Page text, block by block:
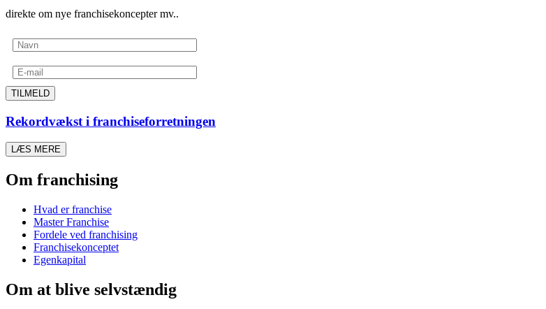
direkte om nye franchisekoncepter mv..
TILMELD
Rekordvækst i franchiseforretningen
LÆS MERE
Om franchising
Hvad er franchise
Master Franchise
Fordele ved franchising
Franchisekonceptet
Egenkapital
Om at blive selvstændig